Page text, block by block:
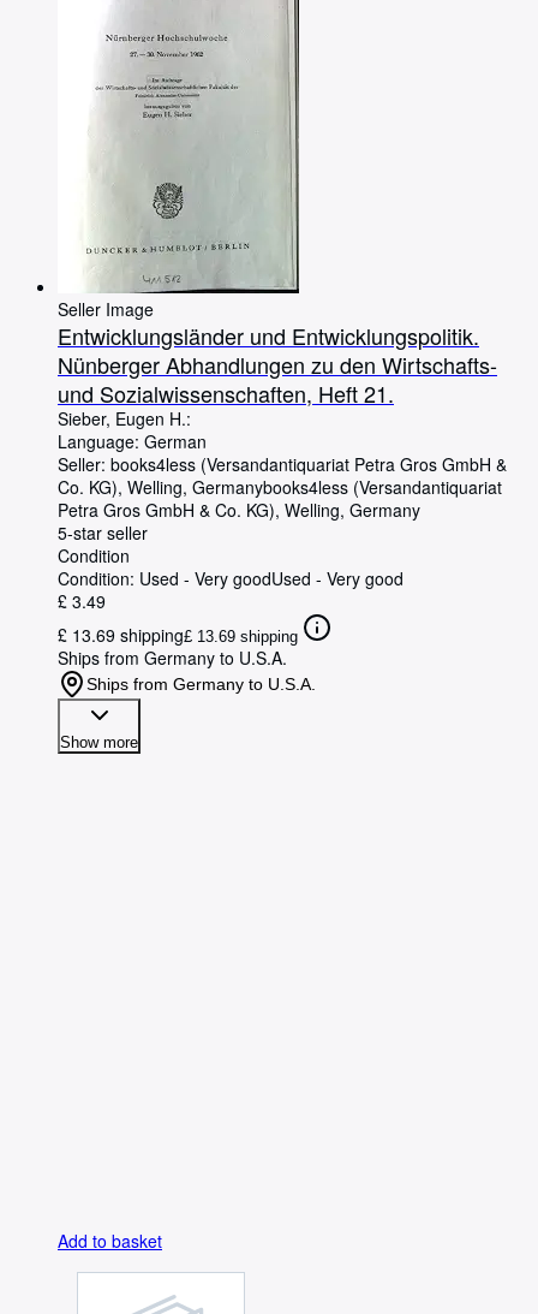
Seller Image
Entwicklungsländer und Entwicklungspolitik.
Nünberger Abhandlungen zu den Wirtschafts-
und Sozialwissenschaften, Heft 21.
Sieber, Eugen H.:
Language: German
Seller: books4less (Versandantiquariat Petra Gros GmbH &
Co. KG), Welling, Germanybooks4less (Versandantiquariat
Petra Gros GmbH & Co. KG), Welling, Germany
5-star seller
Condition
Condition: Used - Very goodUsed - Very good
£ 3.49
£ 13.69 shipping£ 13.69 shipping
Ships from Germany to U.S.A.
Ships from Germany to U.S.A.
Show more
Add to basket